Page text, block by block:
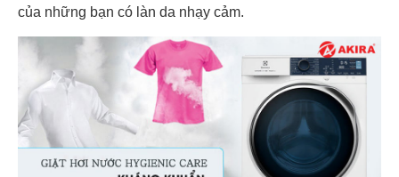
của những bạn có làn da nhạy cảm.